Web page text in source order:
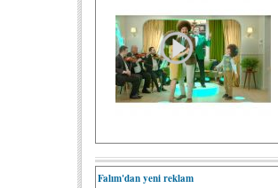
Falım'dan yeni reklam